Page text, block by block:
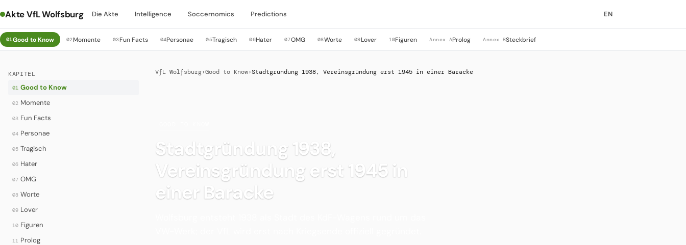
Akte VfL Wolfsburg Die Akte Intelligence Soccernomics Predictions EN
01Good to Know 02Momente 03Fun Facts 04Personae 05Tragisch 06Hater 07OMG 08Worte 09Lover 10Figuren Annex AProlog Annex BSteckbrief
KAPITEL
01 Good to Know
02 Momente
03 Fun Facts
04 Personae
05 Tragisch
06 Hater
07 OMG
08 Worte
09 Lover
10 Figuren
11 Prolog
VfL Wolfsburg›Good to Know›Stadtgründung 1938, Vereinsgründung erst 1945 in einer Baracke
Stadtgründung 1938,
Vereinsgründung erst 1945 in
einer Baracke